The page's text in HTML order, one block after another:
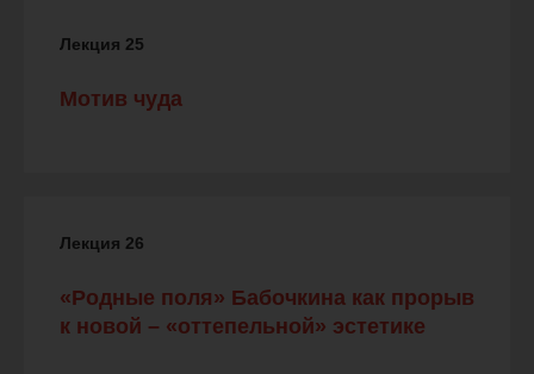
Лекция 25
Мотив чуда
Лекция 26
«Родные поля» Бабочкина как прорыв
к новой – «оттепельной» эстетике